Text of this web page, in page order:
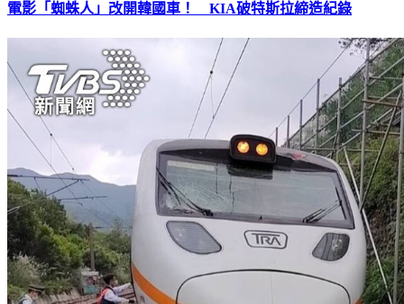
電影「蜘蛛人」改開韓國車！ KIA破特斯拉締造紀錄